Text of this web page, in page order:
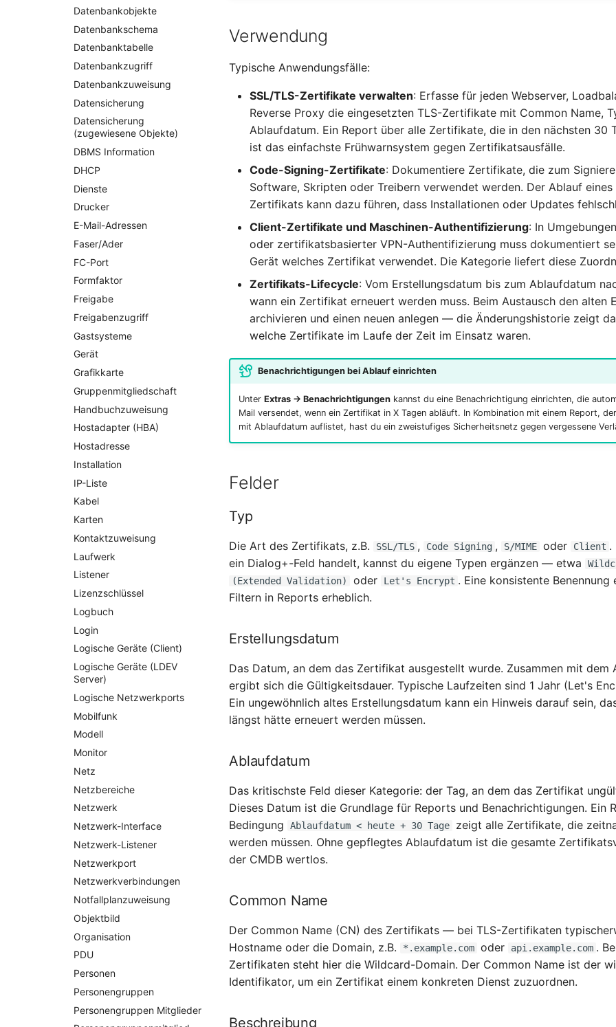
Changelog 1.7.1
Changelog 1.6.2
Changelog 1.6
Changelog 1.5.4
Changelog 1.5.2
Changelog 1.5.1
Changelog 1.5
Changelog 1.3
Changelog 1.2
Changelog 1.1
Changelog 1.0.x
Changelog 0.9.x
Changelog 0.8.x
Datenbankobjekte
Datenbankschema
Datenbanktabelle
Datenbankzugriff
Datenbankzuweisung
Datensicherung
Datensicherung
(zugewiesene Objekte)
DBMS Information
DHCP
Dienste
Drucker
E-Mail-Adressen
Faser/Ader
FC-Port
Formfaktor
Freigabe
Freigabenzugriff
Gastsysteme
Gerät
Grafikkarte
Gruppenmitgliedschaft
Handbuchzuweisung
Hostadapter (HBA)
Hostadresse
Installation
IP-Liste
Kabel
Karten
Kontaktzuweisung
Laufwerk
Listener
Lizenzschlüssel
Logbuch
Login
Logische Geräte (Client)
Logische Geräte (LDEV
Server)
Logische Netzwerkports
Mobilfunk
Modell
Monitor
Netz
Netzbereiche
Netzwerk
Netzwerk-Interface
Netzwerk-Listener
Netzwerkport
Netzwerkverbindungen
Notfallplanzuweisung
Objektbild
Organisation
PDU
Personen
Personengruppen
Personengruppen Mitglieder
Verwendung
Typische Anwendungsfälle:
SSL/TLS-Zertifikate verwalten: Erfasse für jeden Webserver,
Reverse Proxy die eingesetzten TLS-Zertifikate mit Common Name,
Ablaufdatum. Ein Report über alle Zertifikate, die in den nächsten 30
ist das einfachste Frühwarnsystem gegen Zertifikatsausfälle.
Code-Signing-Zertifikate: Dokumentiere Zertifikate, die zum
Software, Skripten oder Treibern verwendet werden. Der Ablauf eines
Zertifikats kann dazu führen, dass Installationen oder Updates
Client-Zertifikate und Maschinen-Authentifizierung: In
oder zertifikatsbasierter VPN-Authentifizierung muss dokumentiert
Gerät welches Zertifikat verwendet. Die Kategorie liefert diese
Zertifikats-Lifecycle: Vom Erstellungsdatum bis zum Ablaufdatum
wann ein Zertifikat erneuert werden muss. Beim Austausch den alten
archivieren und einen neuen anlegen — die Änderungshistorie zeigt
welche Zertifikate im Laufe der Zeit im Einsatz waren.
Benachrichtigungen bei Ablauf einrichten
Unter Extras → Benachrichtigungenkannst du eine Benachrichtigung einrichten, die
Mail versendet, wenn ein Zertifikat in X Tagen abläuft. In Kombination mit einem Report,
mit Ablaufdatum auflistet, hast du ein zweistufiges Sicherheitsnetz gegen vergessene
Felder
Typ
Die Art des Zertifikats, z.B. SSL/TLS , Code Signing , S/MIME oder Client .
ein Dialog+-Feld handelt, kannst du eigene Typen ergänzen — etwa
(Extended Validation)
oder Let's Encrypt . Eine konsistente
Filtern in Reports erheblich.
Erstellungsdatum
Das Datum, an dem das Zertifikat ausgestellt wurde. Zusammen mit dem
ergibt sich die Gültigkeitsdauer. Typische Laufzeiten sind 1 Jahr (Let's
Ein ungewöhnlich altes Erstellungsdatum kann ein Hinweis darauf sein,
längst hätte erneuert werden müssen.
Ablaufdatum
Das kritischste Feld dieser Kategorie: der Tag, an dem das Zertifikat
Dieses Datum ist die Grundlage für Reports und Benachrichtigungen. Ein
Bedingung
Ablaufdatum < heute + 30 Tage
zeigt alle Zertifikate, die
werden müssen. Ohne gepflegtes Ablaufdatum ist die gesamte
der CMDB wertlos.
Common Name
Der Common Name (CN) des Zertifikats — bei TLS-Zertifikaten
Hostname oder die Domain, z.B.
*.example.com oder api.example.com .
Zertifikaten steht hier die Wildcard-Domain. Der Common Name ist der
Identifikator, um ein Zertifikat einem konkreten Dienst zuzuordnen.
Beschreibung